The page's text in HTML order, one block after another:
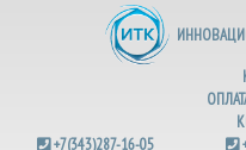
+7(343)287-16-05